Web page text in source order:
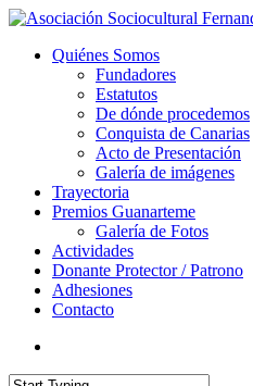
Quiénes Somos
Fundadores
Estatutos
De dónde procedemos
Conquista de Canarias
Acto de Presentación
Galería de imágenes
Trayectoria
Premios Guanarteme
Galería de Fotos
Actividades
Donante Protector / Patrono
Adhesiones
Contacto